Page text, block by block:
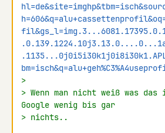
>
> Wenn man nicht weiß was
Google wenig bis gar
> nichts..